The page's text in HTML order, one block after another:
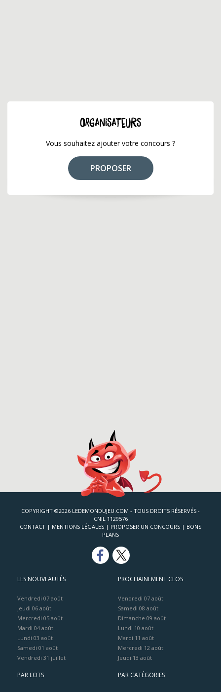
ORGANISATEURS
Vous souhaitez ajouter votre concours ?
PROPOSER
COPYRIGHT ©2026 LEDEMONDUJEU.COM - TOUS DROITS RÉSERVÉS -
CNIL 1129576
CONTACT | MENTIONS LÉGALES | PROPOSER UN CONCOURS | BONS
PLANS
LES NOUVEAUTÉS
Vendredi 07 août
Jeudi 06 août
Mercredi 05 août
Mardi 04 août
Lundi 03 août
Samedi 01 août
Vendredi 31 juillet
PROCHAINEMENT CLOS
Vendredi 07 août
Samedi 08 août
Dimanche 09 août
Lundi 10 août
Mardi 11 août
Mercredi 12 août
Jeudi 13 août
PAR LOTS PAR CATÉGORIES